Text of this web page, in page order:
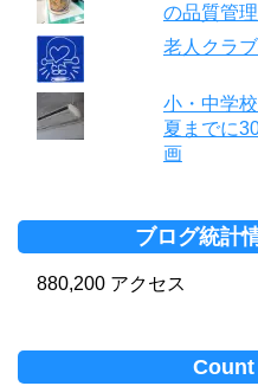
の品質管
老人クラ
小・中学
夏までに
画
ブログ統計
880,200 アクセス
Count